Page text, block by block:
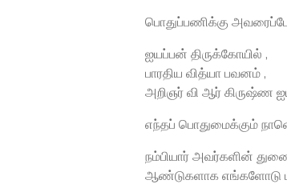
பொதுப்பணிக்கு
ஐயப்பன் திருக்கோயில் ,
பாரதிய வித்யா பவனம் ,
அறிஞர் வி ஆர் கிருஷ்ண
எந்தப் பொதுமைக்கும்
நம்பியார் அவர்களின்
ஆண்டுகளாக எங்களோடு